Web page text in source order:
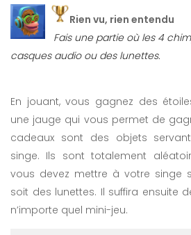
Rien vu, rien entendu
Fais une partie où les 4
casques audio ou des lunettes.
En jouant, vous gagnez des
une jauge qui vous permet de
cadeaux sont des objets
singe. Ils sont totalement
vous devez mettre à votre singe
soit des lunettes. Il suffira ensuite
n’importe quel mini-jeu.